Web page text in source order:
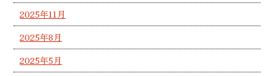
2025年11月
2025年8月
2025年5月